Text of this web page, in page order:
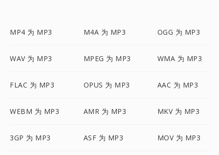
MP4 为 MP3 M4A 为 MP3 OGG 为 MP3
WAV 为 MP3 MPEG 为 MP3 WMA 为 MP3
FLAC 为 MP3 OPUS 为 MP3 AAC 为 MP3
WEBM 为 MP3 AMR 为 MP3 MKV 为 MP3
3GP 为 MP3 ASF 为 MP3 MOV 为 MP3